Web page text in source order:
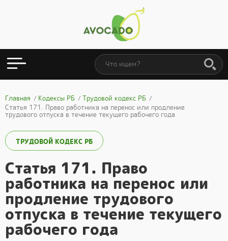
Главная Кодексы РБ
Трудовой кодекс РБ
Статья 171. Право работника на перенос или продление
трудового отпуска в течение текущего рабочего года
ТРУДОВОЙ КОДЕКС РБ
Статья 171. Право
работника на перенос или
продление трудового
отпуска в течение текущего
рабочего года